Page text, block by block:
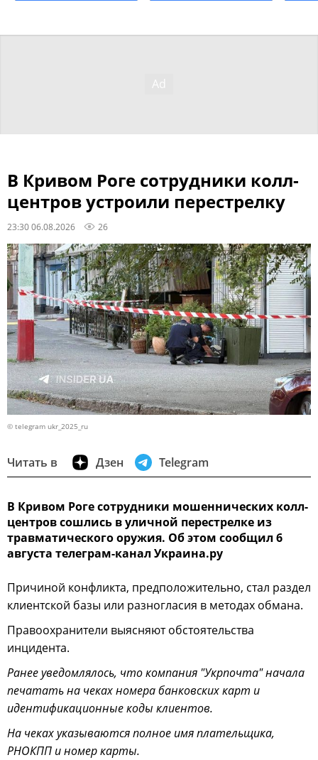
В Кривом Роге сотрудники колл-
центров устроили перестрелку
23:30 06.08.2026 26
© telegram ukr_2025_ru
Читать в Дзен Telegram
В Кривом Роге сотрудники мошеннических колл-
центров сошлись в уличной перестрелке из
травматического оружия. Об этом сообщил 6
августа телеграм-канал Украина.ру
Причиной конфликта, предположительно, стал раздел
клиентской базы или разногласия в методах обмана.
Правоохранители выясняют обстоятельства
инцидента.
Ранее уведомлялось, что компания "Укрпочта" начала
печатать на чеках номера банковских карт и
идентификационные коды клиентов.
На чеках указываются полное имя плательщика,
РНОКПП и номер карты.